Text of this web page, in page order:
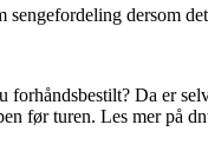
dersom
Da er
før turen. Les mer på